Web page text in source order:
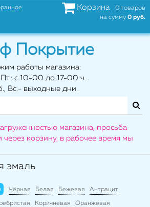
Корзина
0 товаров
на сумму 0 руб.
Покрытие
работы магазина:
с 10-00 до 17-00 ч.
Вс.- выходные дни.
магазина, просьба
корзину, в рабочее время мы
эмаль
Чёрная Белая Бежевая Антрацит
Коричневая Оранжевая